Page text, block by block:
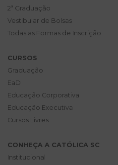
2ª Graduação
Vestibular de Bolsas
Todas as Formas de Inscrição
CURSOS
Graduação
EaD
Educação Corporativa
Educação Executiva
Cursos Livres
CONHEÇA A CATÓLICA SC
Institucional